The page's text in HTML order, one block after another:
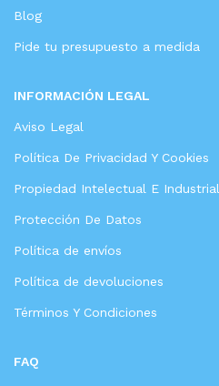
Blog
Pide tu presupuesto a medida
INFORMACIÓN LEGAL
Aviso Legal
Política De Privacidad Y Cookies
Propiedad Intelectual E Industrial
Protección De Datos
Política de envíos
Política de devoluciones
Términos Y Condiciones
FAQ